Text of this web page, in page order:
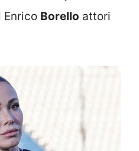
Enrico Borello attori